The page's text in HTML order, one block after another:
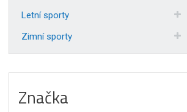
Letní sporty
Zimní sporty
Značka